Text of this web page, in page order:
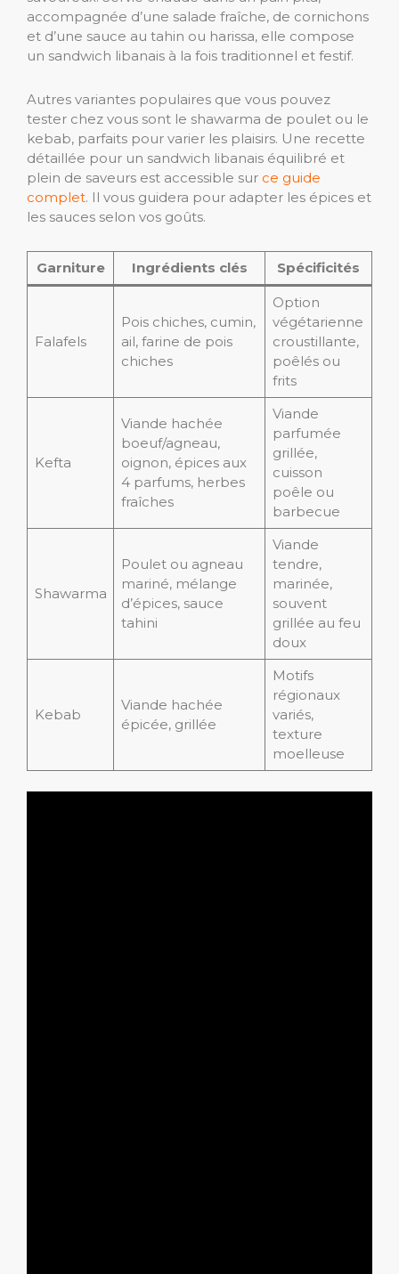
accompagnée d’une salade fraîche, de cornichons
et d’une sauce au tahin ou harissa, elle compose
un sandwich libanais à la fois traditionnel et festif.
Autres variantes populaires que vous pouvez
tester chez vous sont le shawarma de poulet ou le
kebab, parfaits pour varier les plaisirs. Une recette
détaillée pour un sandwich libanais équilibré et
plein de saveurs est accessible sur ce guide
complet. Il vous guidera pour adapter les épices et
les sauces selon vos goûts.
Garniture Ingrédients clés Spécificités
Falafels
Pois chiches, cumin,
ail, farine de pois
chiches
Option
végétarienne
croustillante,
poêlés ou
frits
Kefta
Viande hachée
boeuf/agneau,
oignon, épices aux
4 parfums, herbes
fraîches
Viande
parfumée
grillée,
cuisson
poêle ou
barbecue
Shawarma
Poulet ou agneau
mariné, mélange
d’épices, sauce
tahini
Viande
tendre,
marinée,
souvent
grillée au feu
doux
Kebab
Viande hachée
épicée, grillée
Motifs
régionaux
variés,
texture
moelleuse